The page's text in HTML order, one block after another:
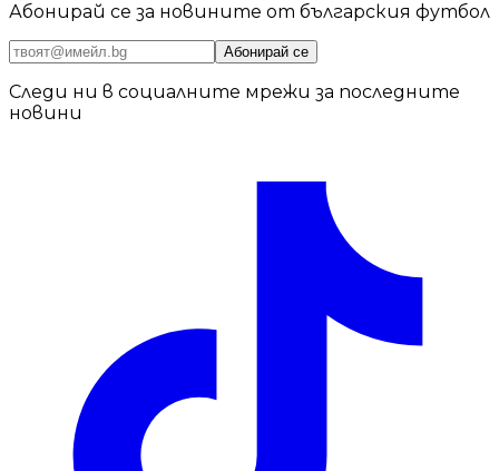
Абонирай се за новините от българския футбол
Абонирай се
Следи ни в социалните мрежи за последните
новини